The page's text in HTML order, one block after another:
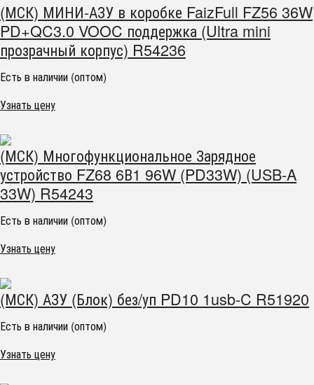
(МСК) МИНИ-АЗУ в коробке FaizFull FZ56 36W
PD+QC3.0 VOOC поддержка (Ultra mini
прозрачный корпус) R54236
Есть в наличии (оптом)
Узнать цену
(МСК) Многофункциональное Зарядное
устройство FZ68 6В1 96W (PD33W) (USB-A
33W) R54243
Есть в наличии (оптом)
Узнать цену
(МСК) АЗУ (Блок) без/уп PD10 1usb-C R51920
Есть в наличии (оптом)
Узнать цену